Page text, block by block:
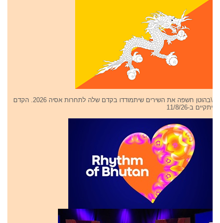
\בהוטן חשפה את השירים שיתמודדו בקדם שלה לתחרות אסיה 2026. הקדם
יתקיים ב-11/8/26